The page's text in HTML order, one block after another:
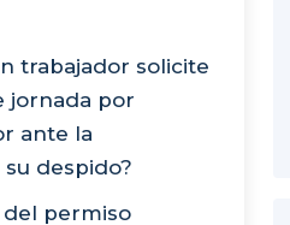
trabajador solicite
jornada por
ante la
despido?
del permiso